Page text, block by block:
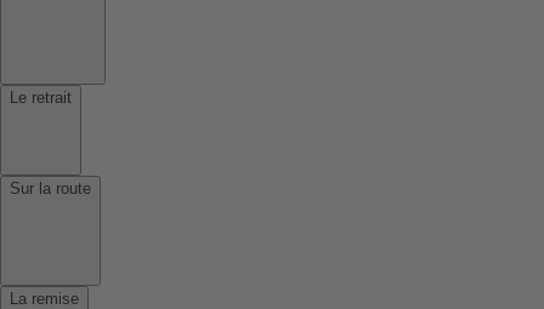
Le retrait
Sur la route
La remise